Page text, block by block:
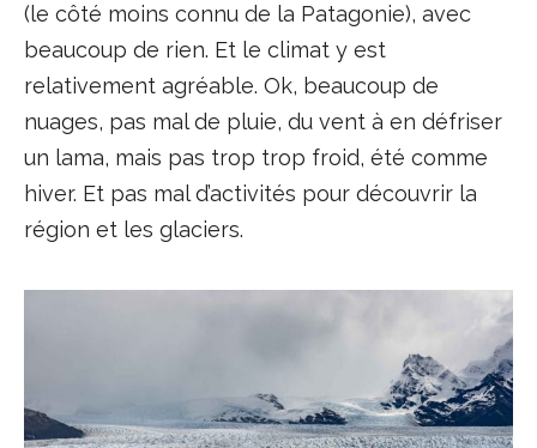
(le côté moins connu de la Patagonie), avec
beaucoup de rien. Et le climat y est
relativement agréable. Ok, beaucoup de
nuages, pas mal de pluie, du vent à en défriser
un lama, mais pas trop trop froid, été comme
hiver. Et pas mal d’activités pour découvrir la
région et les glaciers.